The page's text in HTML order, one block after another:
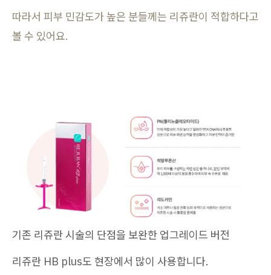
따라서 피부 민감도가 높은 분들께는 리쥬란이 적합하다고
볼 수 있어요.
기존 리쥬란 시술의 단점을 보완한 업그레이드 버전
리쥬란 HB plus도 현장에서 많이 사용합니다.